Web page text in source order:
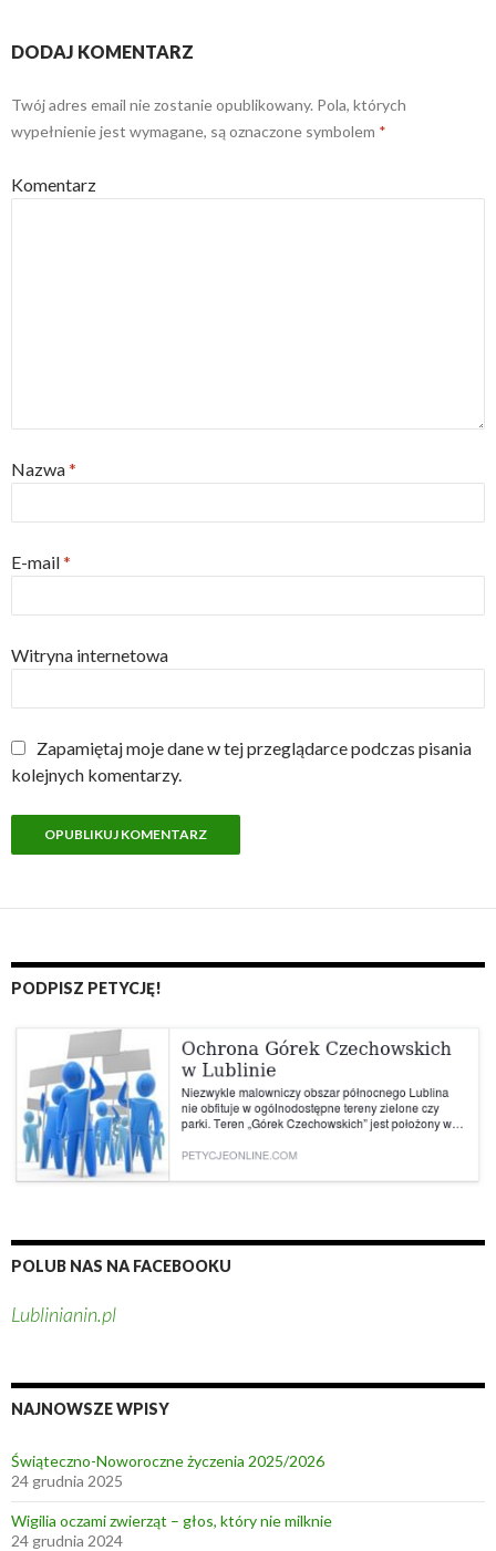
DODAJ KOMENTARZ
Twój adres email nie zostanie opublikowany. Pola, których
wypełnienie jest wymagane, są oznaczone symbolem *
Komentarz
Nazwa*
E-mail*
Witryna internetowa
Zapamiętaj moje dane w tej przeglądarce podczas pisania
kolejnych komentarzy.
PODPISZ PETYCJĘ!
POLUB NAS NA FACEBOOKU
Lublinianin.pl
NAJNOWSZE WPISY
Świąteczno-Noworoczne życzenia 2025/2026
24 grudnia 2025
Wigilia oczami zwierząt – głos, który nie milknie
24 grudnia 2024